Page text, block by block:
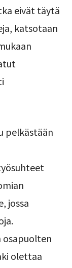
eivät täytä
katsotaan
pelkästään
jossa
osapuolten
olettaa